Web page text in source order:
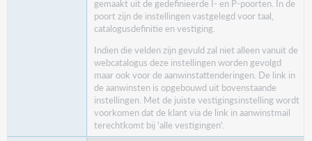
gemaakt uit de gedefinieerde I- en P-poorten. In de
poort zijn de instellingen vastgelegd voor taal,
catalogusdefinitie en vestiging.
Indien die velden zijn gevuld zal niet alleen vanuit de
webcatalogus deze instellingen worden gevolgd
maar ook voor de aanwinstattenderingen. De link in
de aanwinsten is opgebouwd uit bovenstaande
instellingen. Met de juiste vestigingsinstelling wordt
voorkomen dat de klant via de link in aanwinstmail
terechtkomt bij 'alle vestigingen'.